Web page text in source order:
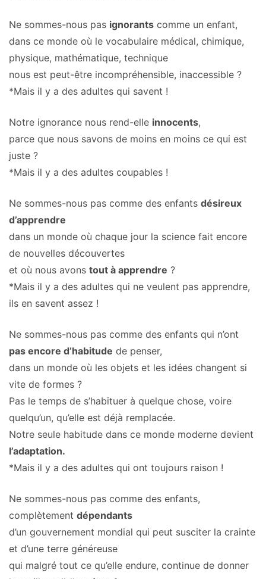
Ne sommes-nous pas ignorants comme un enfant,
dans ce monde où le vocabulaire médical, chimique,
physique, mathématique, technique
nous est peut-être incompréhensible, inaccessible ?
*Mais il y a des adultes qui savent !
Notre ignorance nous rend-elle innocents,
parce que nous savons de moins en moins ce qui est
juste ?
*Mais il y a des adultes coupables !
Ne sommes-nous pas comme des enfants désireux
d’apprendre
dans un monde où chaque jour la science fait encore
de nouvelles découvertes
et où nous avons tout à apprendre ?
*Mais il y a des adultes qui ne veulent pas apprendre,
ils en savent assez !
Ne sommes-nous pas comme des enfants qui n’ont
pas encore d’habitude de penser,
dans un monde où les objets et les idées changent si
vite de formes ?
Pas le temps de s’habituer à quelque chose, voire
quelqu’un, qu’elle est déjà remplacée.
Notre seule habitude dans ce monde moderne devient
l’adaptation.
*Mais il y a des adultes qui ont toujours raison !
Ne sommes-nous pas comme des enfants,
complètement dépendants
d’un gouvernement mondial qui peut susciter la crainte
et d’une terre généreuse
qui malgré tout ce qu’elle endure, continue de donner